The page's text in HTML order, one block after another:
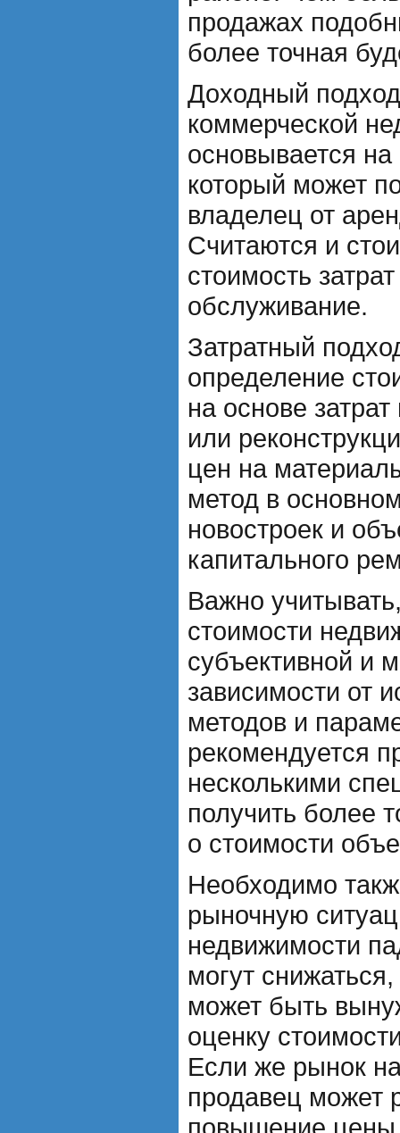
продажах
более точная
Доходный
коммерческой
основывается
который может
владелец от
Считаются и
стоимость
обслуживание.
Затратный
определение
на основе
или
цен на
метод в
новостроек и
капитального
Важно
стоимости
субъективной и
зависимости от
методов и
рекомендуется
несколькими
получить более
о стоимости
Необходимо
рыночную
недвижимости
могут
может быть
оценку
Если же рынок
продавец может
повышение